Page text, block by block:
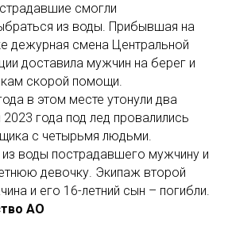
смогли
из воды. Прибывшая на
дежурная смена Центральной
доставила мужчин на берег и
скорой помощи.
в этом месте утонули два
года под лед провалились
с четырьмя людьми.
из воды пострадавшего мужчину и
девочку. Экипаж второй
и его 16-летний сын – погибли.
АО